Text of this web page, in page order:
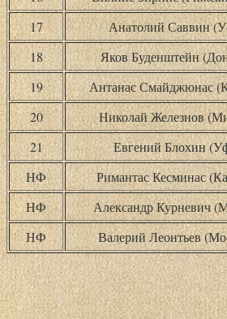
17
Анатолий Саввин
18
Яков Буденштейн
19
Антанас Смайджюнас
20
Николай Железнов
21
Евгений Блохин
НФ
Римантас Кесминас
НФ
Александр Курневич
НФ
Валерий Леонтьев